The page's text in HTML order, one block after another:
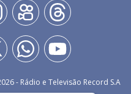
- Rádio e Televisão Record S.A